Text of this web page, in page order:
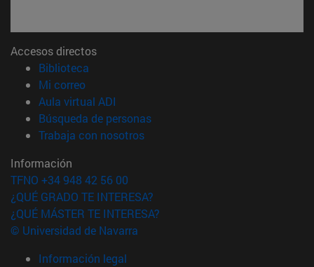
Accesos directos
Biblioteca
Mi correo(abre en nueva ventana)
Aula virtual ADI
Búsqueda de personas(abre en nueva ventana)
Trabaja con nosotros(abre en nueva ventana)
Información
TFNO +34 948 42 56 00
¿QUÉ GRADO TE INTERESA?
¿QUÉ MÁSTER TE INTERESA?
© Universidad de Navarra
Información legal